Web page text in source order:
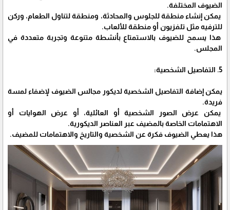
الضيوف المختلفة.
يمكن إنشاء منطقة للجلوس والمحادثة، ومنطقة لتناول الطعام، وركن
للترفيه مثل تلفزيون أو منطقة للألعاب.
هذا يسمح للضيوف بالاستمتاع بأنشطة متنوعة وتجربة متعددة في
المجلس.
5. التفاصيل الشخصية:
يمكن إضافة التفاصيل الشخصية لديكور مجالس الضيوف لإضفاء لمسة
فريدة.
يمكن عرض الصور الشخصية أو العائلية، أو عرض الهوايات أو
الاهتمامات الخاصة بالمضيف عبر العناصر الديكورية.
هذا يعطي الضيوف فكرة عن الشخصية والتاريخ والاهتمامات للمضيف.